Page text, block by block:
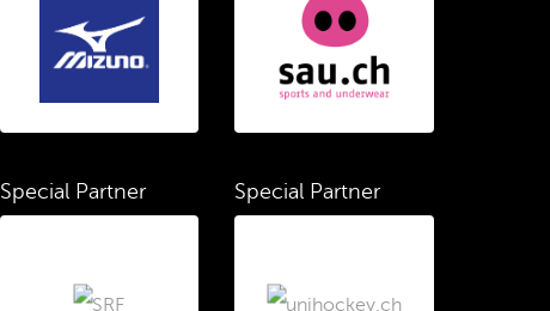
Special Partner Special Partner